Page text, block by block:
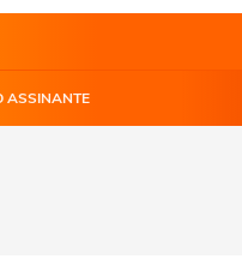
ASSINANTE